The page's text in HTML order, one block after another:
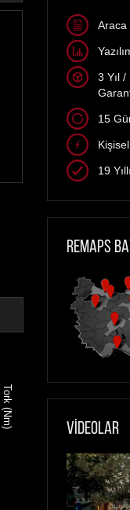
Tork (Nm)
Araca
3 Yıl
15
19
REMAPS
VİDEOLAR